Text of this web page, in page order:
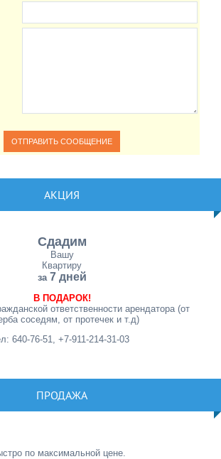
АКЦИЯ
Сдадим
Вашу
Квартиру
за 7 дней
В ПОДАРОК!
ответственности арендатора (от
соседям, от протечек и т.д)
640-76-51, +7-911-214-31-03
ПРОДАЖА
по максимальной цене.